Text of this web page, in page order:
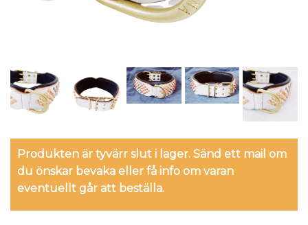
Produkten är tyvärr slut i lager. Sänd ett mail om
du önskar bevaka eller få info om varan
eventuellt går att beställa.